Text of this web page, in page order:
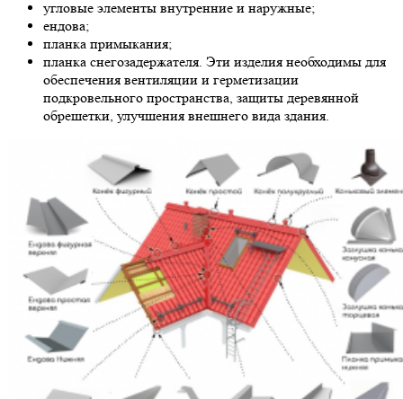
угловые элементы внутренние и наружные;
ендова;
планка примыкания;
планка снегозадержателя. Эти изделия необходимы для
обеспечения вентиляции и герметизации
подкровельного пространства, защиты деревянной
обрешетки, улучшения внешнего вида здания.